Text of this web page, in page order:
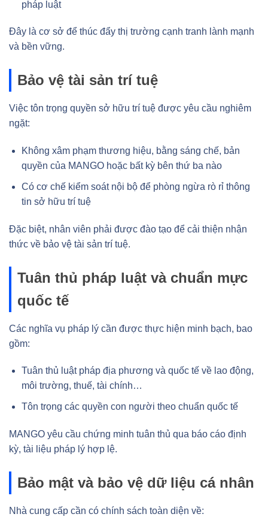
pháp luật
Đây là cơ sở để thúc đẩy thị trường cạnh tranh lành mạnh
và bền vững.
Bảo vệ tài sản trí tuệ
Việc tôn trọng quyền sở hữu trí tuệ được yêu cầu nghiêm
ngặt:
Không xâm phạm thương hiệu, bằng sáng chế, bản
quyền của MANGO hoặc bất kỳ bên thứ ba nào
Có cơ chế kiểm soát nội bộ để phòng ngừa rò rỉ thông
tin sở hữu trí tuệ
Đặc biệt, nhân viên phải được đào tạo để cải thiện nhận
thức về bảo vệ tài sản trí tuệ.
Tuân thủ pháp luật và chuẩn mực
quốc tế
Các nghĩa vụ pháp lý cần được thực hiện minh bạch, bao
gồm:
Tuân thủ luật pháp địa phương và quốc tế về lao động,
môi trường, thuế, tài chính…
Tôn trọng các quyền con người theo chuẩn quốc tế
MANGO yêu cầu chứng minh tuân thủ qua báo cáo định
kỳ, tài liệu pháp lý hợp lệ.
Bảo mật và bảo vệ dữ liệu cá nhân
Nhà cung cấp cần có chính sách toàn diện về: